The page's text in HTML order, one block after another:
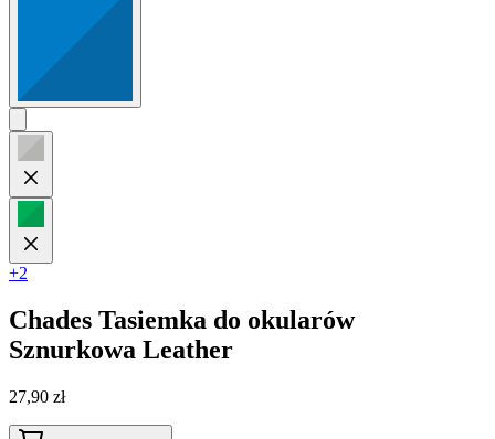
+2
Chades Tasiemka do okularów
Sznurkowa Leather
27,90 zł